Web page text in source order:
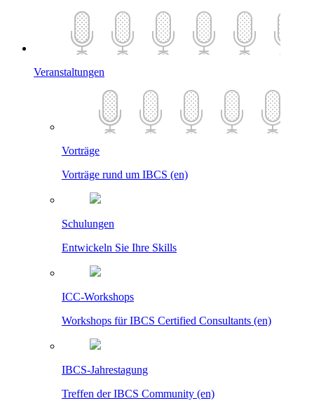
Veranstaltungen
Vorträge
Vorträge rund um IBCS (en)
Schulungen
Entwickeln Sie Ihre Skills
ICC-Workshops
Workshops für IBCS Certified Consultants (en)
IBCS-Jahrestagung
Treffen der IBCS Community (en)